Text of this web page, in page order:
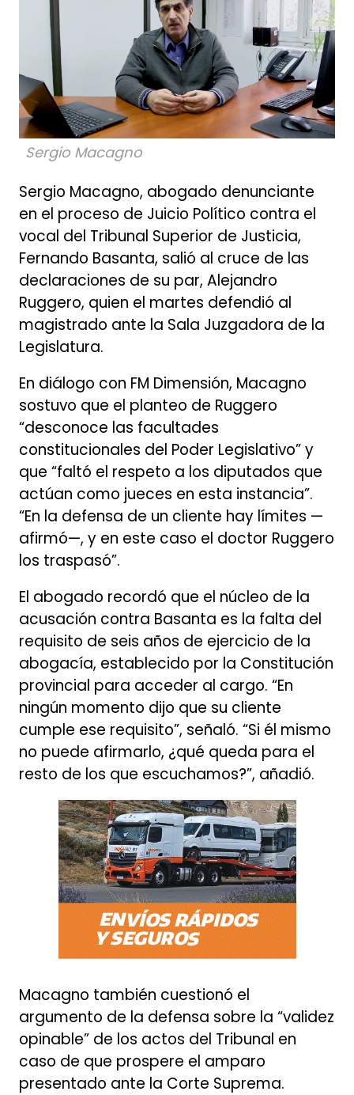
Sergio Macagno
Sergio Macagno, abogado denunciante
en el proceso de Juicio Político contra el
vocal del Tribunal Superior de Justicia,
Fernando Basanta, salió al cruce de las
declaraciones de su par, Alejandro
Ruggero, quien el martes defendió al
magistrado ante la Sala Juzgadora de la
Legislatura.
En diálogo con FM Dimensión, Macagno
sostuvo que el planteo de Ruggero
“desconoce las facultades
constitucionales del Poder Legislativo” y
que “faltó el respeto a los diputados que
actúan como jueces en esta instancia”.
“En la defensa de un cliente hay límites —
afirmó—, y en este caso el doctor Ruggero
los traspasó”.
El abogado recordó que el núcleo de la
acusación contra Basanta es la falta del
requisito de seis años de ejercicio de la
abogacía, establecido por la Constitución
provincial para acceder al cargo. “En
ningún momento dijo que su cliente
cumple ese requisito”, señaló. “Si él mismo
no puede afirmarlo, ¿qué queda para el
resto de los que escuchamos?”, añadió.
Macagno también cuestionó el
argumento de la defensa sobre la “validez
opinable” de los actos del Tribunal en
caso de que prospere el amparo
presentado ante la Corte Suprema.